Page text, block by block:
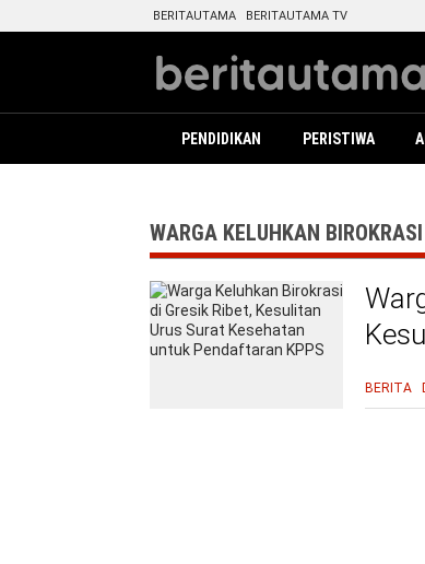
BERITAUTAMA BERITAUTAMA TV
PENDIDIKAN PERISTIWA
WARGA KELUHKAN
BERITA